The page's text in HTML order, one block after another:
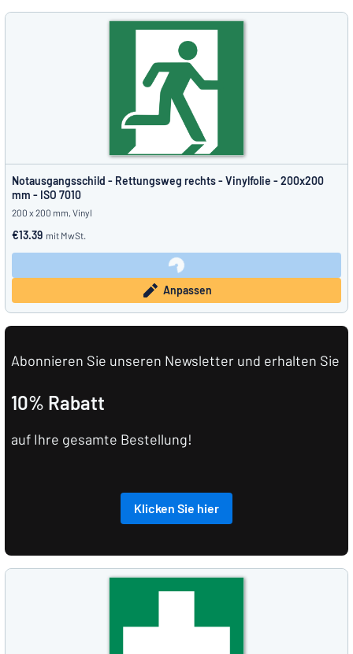
Notausgangsschild - Rettungsweg rechts - Vinylfolie - 200x200
mm - ISO 7010
200 x 200 mm, Vinyl
€13.39 mit MwSt.
Anpassen
Abonnieren Sie unseren Newsletter und erhalten Sie
10% Rabatt
auf Ihre gesamte Bestellung!
Klicken Sie hier